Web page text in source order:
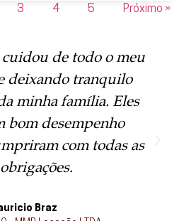
3 4 5 Próximo »
de todo o meu
deixando tranquilo
minha família. Eles
bom desempenho
com todas as
Braz